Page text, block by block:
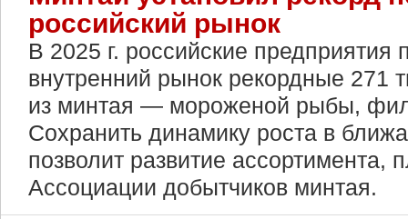
российский рынок
В 2025 г. российские предприятия
внутренний рынок рекордные 271
из минтая — мороженой рыбы,
Сохранить динамику роста в
позволит развитие ассортимента,
Ассоциации добытчиков минтая.